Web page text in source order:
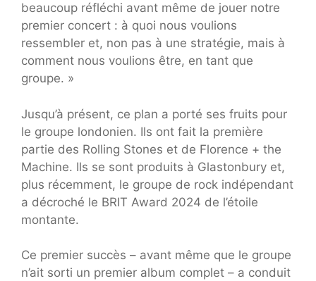
beaucoup réfléchi avant même de jouer notre
premier concert : à quoi nous voulions
ressembler et, non pas à une stratégie, mais à
comment nous voulions être, en tant que
groupe. »
Jusqu’à présent, ce plan a porté ses fruits pour
le groupe londonien. Ils ont fait la première
partie des Rolling Stones et de Florence + the
Machine. Ils se sont produits à Glastonbury et,
plus récemment, le groupe de rock indépendant
a décroché le BRIT Award 2024 de l’étoile
montante.
Ce premier succès – avant même que le groupe
n’ait sorti un premier album complet – a conduit